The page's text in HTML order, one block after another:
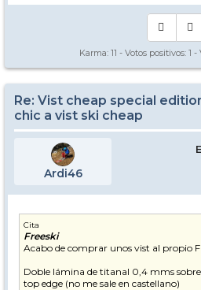
Karma: 11 - Votos positivos: 1 -
Re: Vist cheap special
chic a vist ski cheap
Ardi46
Cita
Freeski
Acabo de comprar unos vist al propio
Doble lámina de titanal 0,4 mms
top edge (no me sale en castellano)